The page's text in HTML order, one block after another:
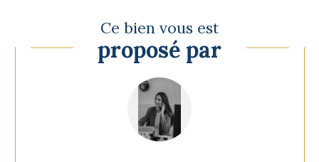
Ce bien vous est
proposé par